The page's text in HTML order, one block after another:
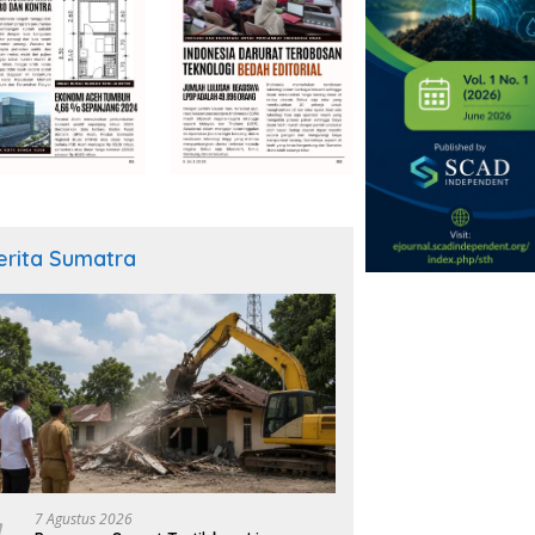
Sumatra
7 Agustus 2026